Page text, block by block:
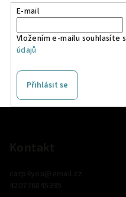
E-mail
Vložením e-mailu souhlasíte s
údajů
Přihlásit se